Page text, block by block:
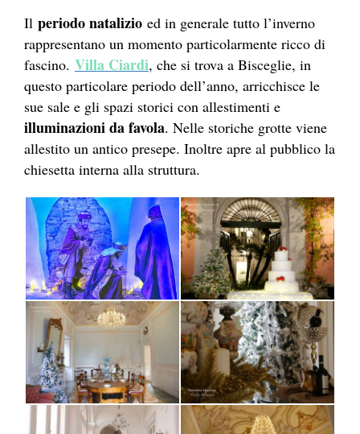
Il periodo natalizio ed in generale tutto l’inverno
rappresentano un momento particolarmente ricco di
fascino. Villa Ciardi, che si trova a Bisceglie, in
questo particolare periodo dell’anno, arricchisce le
sue sale e gli spazi storici con allestimenti e
illuminazioni da favola. Nelle storiche grotte viene
allestito un antico presepe. Inoltre apre al pubblico la
chiesetta interna alla struttura.